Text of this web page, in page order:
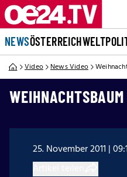
NEWSÖSTERREICHWELT
Video News Video
25. November 2011 |